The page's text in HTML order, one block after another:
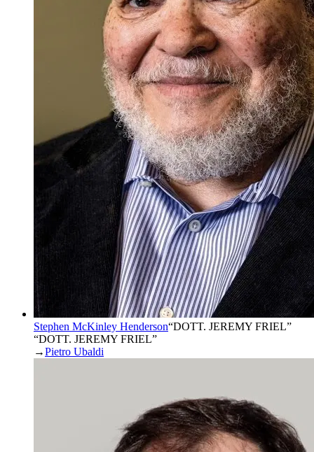
Stephen McKinley Henderson“DOTT. JEREMY FRIEL”
“DOTT. JEREMY FRIEL”
→Pietro Ubaldi